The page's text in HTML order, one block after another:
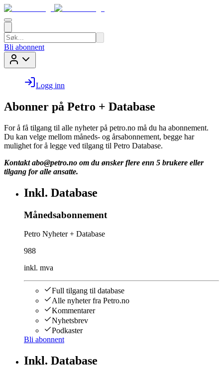
Bli abonnent
Logg inn
Abonner på Petro + Database
For å få tilgang til alle nyheter på petro.no må du ha abonnement.
Du kan velge mellom måneds- og årsabonnement, begge har
mulighet for å legge ved tilgang til Petro Database.
Kontakt abo@petro.no om du ønsker flere enn 5 brukere eller
tilgang for alle ansatte.
Inkl. Database
Månedsabonnement
Petro Nyheter + Database
988
inkl. mva
Full tilgang til database
Alle nyheter fra Petro.no
Kommentarer
Nyhetsbrev
Podkaster
Bli abonnent
Inkl. Database